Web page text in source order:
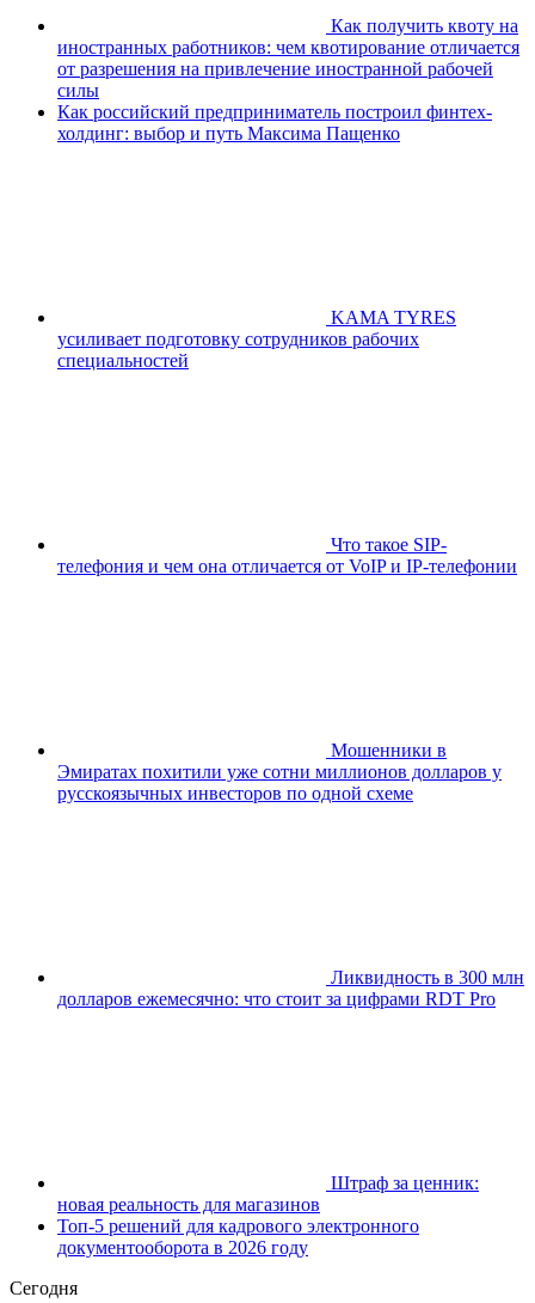
Как получить квоту на
иностранных работников: чем квотирование отличается
от разрешения на привлечение иностранной рабочей
силы
Как российский предприниматель построил финтех-
холдинг: выбор и путь Максима Пащенко
KAMA TYRES
усиливает подготовку сотрудников рабочих
специальностей
Что такое SIP-
телефония и чем она отличается от VoIP и IP-телефонии
Мошенники в
Эмиратах похитили уже сотни миллионов долларов у
русскоязычных инвесторов по одной схеме
Ликвидность в 300 млн
долларов ежемесячно: что стоит за цифрами RDT Pro
Штраф за ценник:
новая реальность для магазинов
Топ-5 решений для кадрового электронного
документооборота в 2026 году
Сегодня